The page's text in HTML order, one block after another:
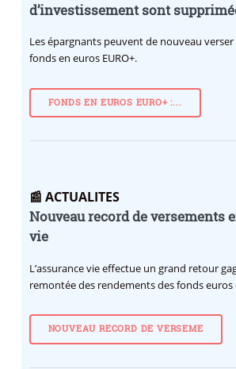
d’investissement sont
Les épargnants peuvent de nouveau
fonds en euros EURO+.
FONDS EN EUROS EURO+ :...
📰 ACTUALITES
Nouveau record de versements
vie
L’assurance vie effectue un grand retour
remontée des rendements des fonds euros
NOUVEAU RECORD DE VERSEME